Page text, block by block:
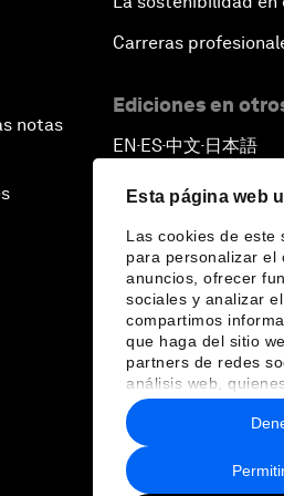
Esta página web
Las cookies de este
para personalizar el
anuncios, ofrecer
sociales y analizar
compartimos
que haga del sitio
partners de redes
análisis web,
combinarla con
haya proporcionado
recopilado a partir
hecho de sus
notas
Carreras
Ediciones en
EN ▪ES▪中文▪ 日本語